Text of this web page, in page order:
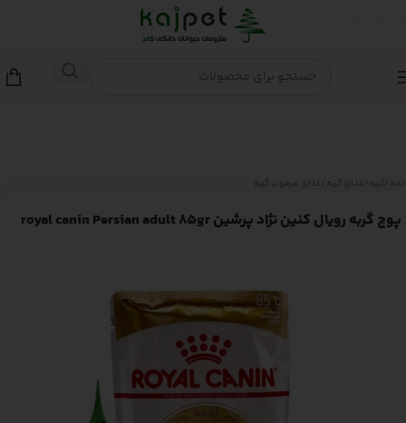
خانه گربه غذای گربه غذای مرطوب گربه
پوچ گربه رویال کنین نژاد پرشین royal canin Persian adult 85gr